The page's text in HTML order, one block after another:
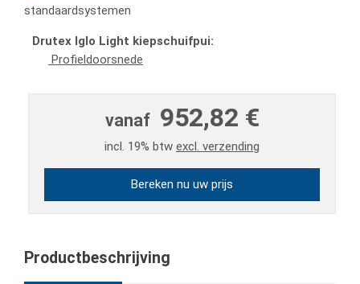
standaardsystemen
Drutex Iglo Light kiepschuifpui:
Profieldoorsnede
vanaf 952,82 €
incl. 19% btw excl. verzending
Bereken nu uw prijs
Productbeschrijving